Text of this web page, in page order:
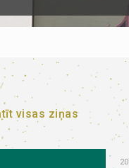
visas ziņas